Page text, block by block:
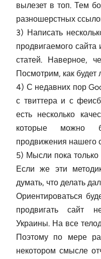
вылезет в топ. Тем
разношерстных
3) Написать
продвигаемого сайта
статей. Наверное,
Посмотрим, как будет
4) С недавних пор
с твиттера и с
есть несколько
которые можно
продвижения нашего
5) Мысли пока
Если же эти
думать, что делать
Ориентироваться
продвигать сайт
Украины. На все
Поэтому по мере
некотором смысле